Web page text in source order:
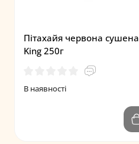
Пітахайя червона сушена
King 250г
В наявності